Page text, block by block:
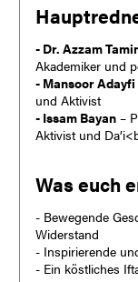
- Dr. Azzam
Akademiker und
- Mansoor Adayfi
und Aktivist
- Issam Bayan –
Aktivist und
Was euch
- Bewegende
Widerstand
- Inspirierende
- Ein köstliches